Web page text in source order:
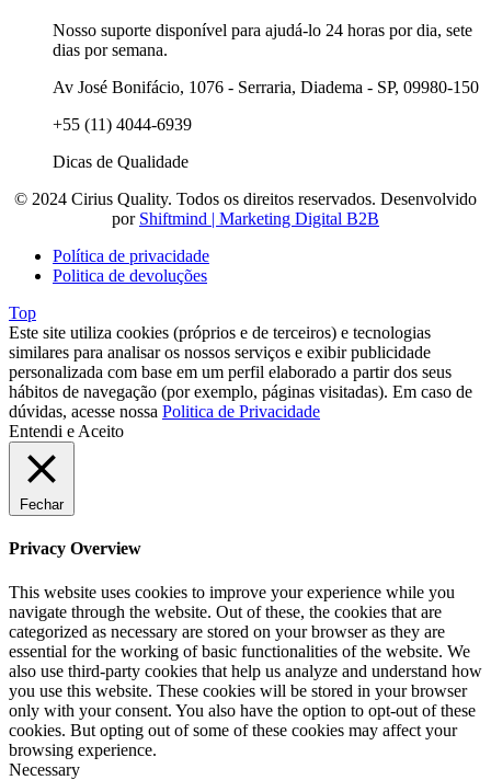
Nosso suporte disponível para ajudá-lo 24 horas por dia, sete
dias por semana.
Av José Bonifácio, 1076 - Serraria, Diadema - SP, 09980-150
+55 (11) 4044-6939
Dicas de Qualidade
© 2024 Cirius Quality. Todos os direitos reservados. Desenvolvido
por Shiftmind | Marketing Digital B2B
Política de privacidade
Politica de devoluções
Top
Este site utiliza cookies (próprios e de terceiros) e tecnologias
similares para analisar os nossos serviços e exibir publicidade
personalizada com base em um perfil elaborado a partir dos seus
hábitos de navegação (por exemplo, páginas visitadas). Em caso de
dúvidas, acesse nossa Politica de Privacidade
Entendi e Aceito
Fechar
Privacy Overview
This website uses cookies to improve your experience while you
navigate through the website. Out of these, the cookies that are
categorized as necessary are stored on your browser as they are
essential for the working of basic functionalities of the website. We
also use third-party cookies that help us analyze and understand how
you use this website. These cookies will be stored in your browser
only with your consent. You also have the option to opt-out of these
cookies. But opting out of some of these cookies may affect your
browsing experience.
Necessary